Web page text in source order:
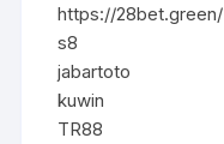
https://28bet.green/
s8
jabartoto
kuwin
TR88